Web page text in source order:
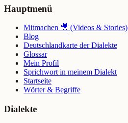
Hauptmenü
Mitmachen 🎥 (Videos & Stories)
Blog
Deutschlandkarte der Dialekte
Glossar
Mein Profil
Sprichwort in meinem Dialekt
Startseite
Wörter & Begriffe
Dialekte